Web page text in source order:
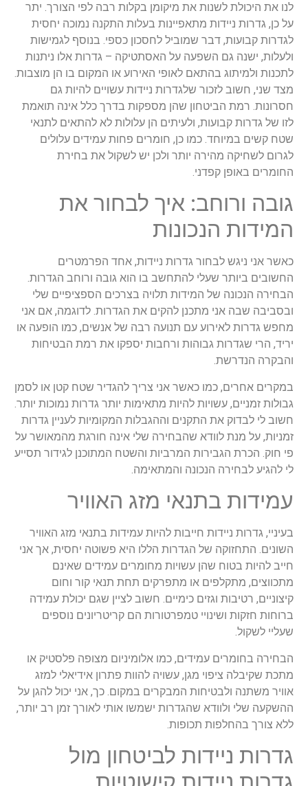
לנו את היכולת לשנות את מיקומן בקלות רבה לפי הצורך. יתר
על כן, גדרות ניידות מתאפיינות בעלות התקנה נמוכה יחסית
לגדרות קבועות, דבר שמוביל לחסכון כספי. בנוסף לגמישות
ולעלות, ישנה גם השפעה על האסתטיקה – גדרות אלו ניתנות
לתכנות ולמיתוג בהתאם לאופי האירוע או המקום בו הן מוצבות.
מצד שני, חשוב לזכור שלגדרות ניידות עשויים להיות גם
חסרונות. רמת הביטחון שהן מספקות בדרך כלל אינה תואמת
לזו של גדרות קבועות, ולעיתים הן עלולות לא להתאים לתנאי
שטח קשים במיוחד. כמו כן, חומרים פחות עמידים עלולים
לגרום לשחיקה מהירה יותר ולכן יש לשקול את בחירת
החומרים באופן קפדני.
גובה ורוחב: איך לבחור את
המידות הנכונות
כאשר אני ניגש לבחור גדרות ניידות, אחד הפרמטרים
החשובים ביותר שעלי להתחשב בו הוא גובה ורוחב הגדרות.
הבחירה הנכונה של המידות תלויה בצרכים הספציפיים שלי
ובסביבה שבה אני מתכנן להקים את הגדרות. לדוגמה, אם אני
מחפש גדרות לאירוע עם תנועה רבה של אנשים, כמו הופעה או
יריד, הרי שגדרות גבוהות ורחבות יספקו את רמת הבטיחות
והבקרה הנדרשת.
במקרים אחרים, כמו כאשר אני צריך להגדיר שטח קטן או לסמן
גבולות זמניים, עשויות להיות מתאימות יותר גדרות נמוכות יותר.
חשוב לי לבדוק את התקנים וההגבלות המקומיות לעניין גדרות
זמניות, על מנת לוודא שהבחירה שלי אינה חורגת מהמאושר על
פי חוק. הכרת הגבירות המרביות והשטח המתוכנן לגידור תסייע
לי להגיע לבחירה הנכונה והמתאימה.
עמידות בתנאי מזג האוויר
בעיניי, גדרות ניידות חייבות להיות עמידות בתנאי מזג האוויר
השונים. התחזוקה של הגדרות הללו היא פשוטה יחסית, אך אני
חייב להיות בטוח שהן עשויות מחומרים עמידים שאינם
מתכווצים, מתקלפים או מתפרקים תחת תנאי קור וחום
קיצוניים, רטיבות וגזים כימיים. חשוב לציין שגם יכולת עמידה
ברוחות חזקות ושינויי טמפרטורות הם קריטריונים נוספים
שעליי לשקול.
הבחירה בחומרים עמידים, כמו אלומיניום מצופה פלסטיק או
מתכת שקיבלה ציפוי מגן, עשויה להוות פתרון אידיאלי למזג
אוויר משתנה ולבטיחות המבקרים במקום. כך, אני יכול להגן על
ההשקעה שלי ולוודא שהגדרות ישמשו אותי לאורך זמן רב יותר,
ללא צורך בהחלפות תכופות.
גדרות ניידות לביטחון מול